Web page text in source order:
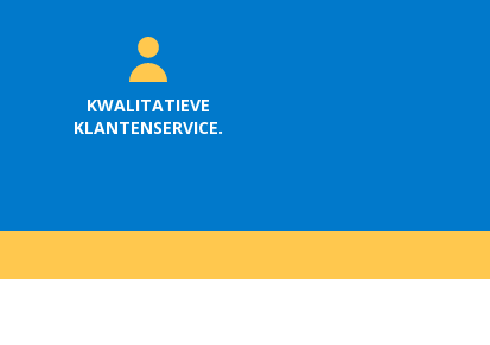
KWALITATIEVE
KLANTENSERVICE.